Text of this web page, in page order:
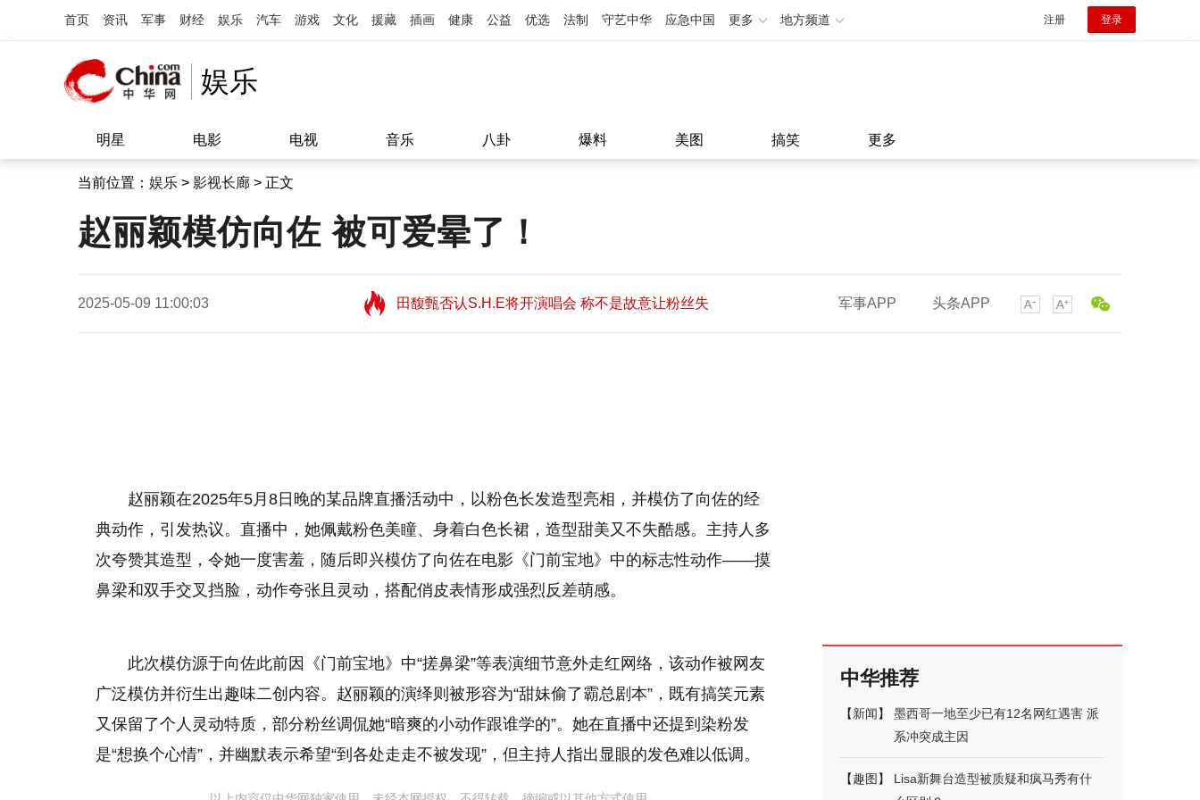
首页 资讯 军事 财经 娱乐 汽车 游戏 文化 援藏 插画 健康 公益 优选 法制 守艺中华 应急中国 更多 地方频道 注册 登录
娱乐
明星 电影 电视 音乐 八卦 爆料 美图 搞笑 更多
当前位置： 娱乐 > 影视长廊 > 正文
赵丽颖模仿向佐 被可爱晕了！
2025-05-09 11:00:03
望 11:08
田馥甄否认S.H.E将开演唱会 称不是故意让粉丝失
军事APP 头条APP
赵丽颖在2025年5月8日晚的某品牌直播活动中，以粉色长发造型亮相，并模仿了向佐的经
典动作，引发热议。直播中，她佩戴粉色美瞳、身着白色长裙，造型甜美又不失酷感。主持人多
次夸赞其造型，令她一度害羞，随后即兴模仿了向佐在电影《门前宝地》中的标志性动作——摸
鼻梁和双手交叉挡脸，动作夸张且灵动，搭配俏皮表情形成强烈反差萌感。
此次模仿源于向佐此前因《门前宝地》中“搓鼻梁”等表演细节意外走红网络，该动作被网友
广泛模仿并衍生出趣味二创内容。赵丽颖的演绎则被形容为“甜妹偷了霸总剧本”，既有搞笑元素
又保留了个人灵动特质，部分粉丝调侃她“暗爽的小动作跟谁学的”。她在直播中还提到染粉发
是“想换个心情”，并幽默表示希望“到各处走走不被发现”，但主持人指出显眼的发色难以低调。
中华推荐
【新闻】
墨西哥一地至少已有12名网红遇害 派
系冲突成主因
【趣图 】
Lisa新舞台造型被质疑和疯马秀有什